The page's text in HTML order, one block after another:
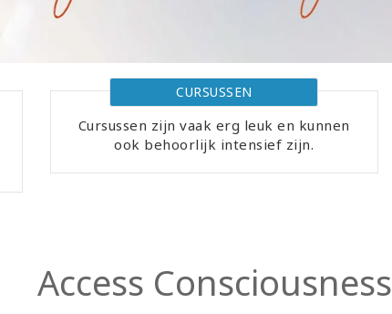
CURSUSSEN
Cursussen zijn vaak erg leuk en kunnen
ook behoorlijk intensief zijn.
Access Consciousness